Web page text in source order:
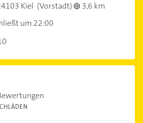
Kiel (Vorstadt)
3,6 km
um 22:00